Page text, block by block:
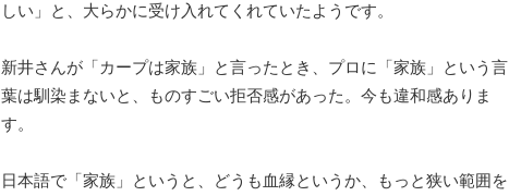
しい」と、大らかに受け入れてくれていたようです。
新井さんが「カープは家族」と言ったとき、プロに「家族」という言
葉は馴染まないと、ものすごい拒否感があった。今も違和感ありま
す。
日本語で「家族」というと、どうも血縁というか、もっと狭い範囲を